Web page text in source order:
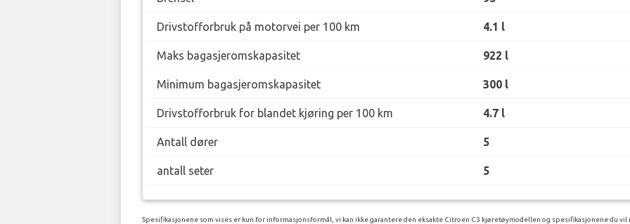
Drivstofforbruk på motorvei per 100 km 4.1 l
Maks bagasjeromskapasitet 922 l
Minimum bagasjeromskapasitet 300 l
Drivstofforbruk for blandet kjøring per 100 km 4.7 l
Antall dører 5
antall seter 5
Spesifikasjonene som vises er kun for informasjonsformål, vi kan ikke garantere den eksakte Citroen C3 kjøretøymodellen og spesifikasjonene du